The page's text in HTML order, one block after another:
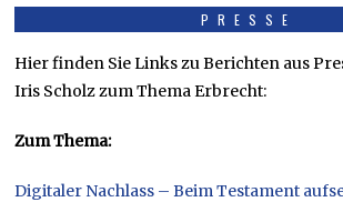
PRESSE
Hier finden Sie Links zu Berichten aus
Iris Scholz zum Thema Erbrecht:
Zum Thema:
Digitaler Nachlass – Beim Testament